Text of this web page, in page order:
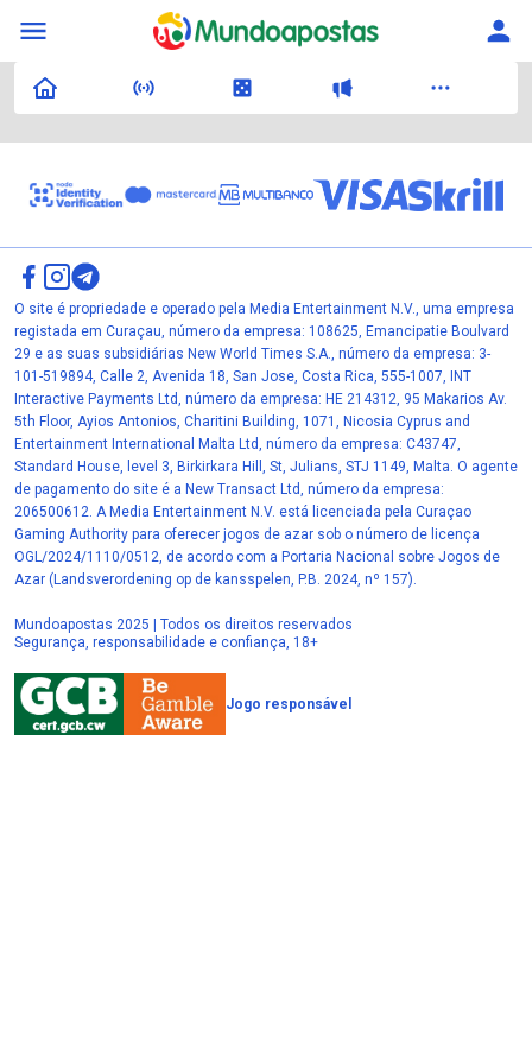
O site é propriedade e operado pela Media Entertainment N.V., uma empresa
registada em Curaçau, número da empresa: 108625, Emancipatie Boulvard
29 e as suas subsidiárias New World Times S.A., número da empresa: 3-
101-519894, Calle 2, Avenida 18, San Jose, Costa Rica, 555-1007, INT
Interactive Payments Ltd, número da empresa: HE 214312, 95 Makarios Av.
5th Floor, Ayios Antonios, Charitini Building, 1071, Nicosia Cyprus and
Entertainment International Malta Ltd, número da empresa: C43747,
Standard House, level 3, Birkirkara Hill, St, Julians, STJ 1149, Malta. O agente
de pagamento do site é a New Transact Ltd, número da empresa:
206500612. A Media Entertainment N.V. está licenciada pela Curaçao
Gaming Authority para oferecer jogos de azar sob o número de licença
OGL/2024/1110/0512, de acordo com a Portaria Nacional sobre Jogos de
Azar (Landsverordening op de kansspelen, P.B. 2024, nº 157).
Mundoapostas 2025 | Todos os direitos reservados
Segurança, responsabilidade e confiança, 18+
Jogo responsável